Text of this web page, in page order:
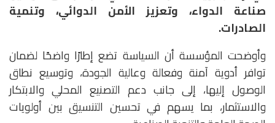
صناعة الدواء، وتعزيز الأمن الدوائي، وتنمية
الصادرات.
وأوضحت المؤسسة أن السياسة تضع إطارًا واضحًا لضمان
توافر أدوية آمنة وفعالة وعالية الجودة، وتوسيع نطاق
الوصول إليها، إلى جانب دعم التصنيع المحلي والابتكار
والاستثمار، بما يسهم في تحسين التنسيق بين أولويات